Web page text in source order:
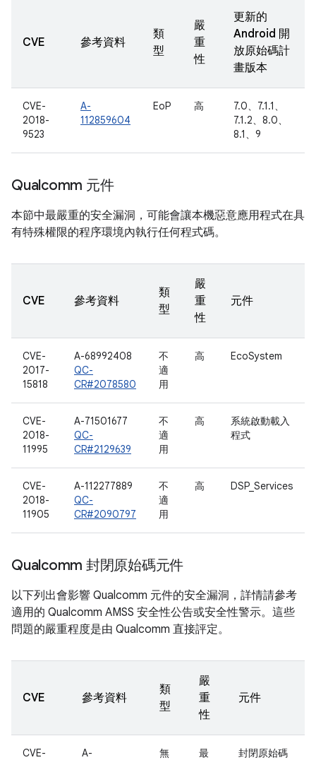
CVE 參考資料
類
型
嚴
重
性
更新的
Android 開
放原始碼計
畫版本
CVE-
2018-
9523
A-
112859604
EoP 高
7.0、7.1.1、
7.1.2、8.0、
8.1、9
Qualcomm 元件
本節中最嚴重的安全漏洞，可能會讓本機惡意應用程式在具
有特殊權限的程序環境內執行任何程式碼。
CVE 參考資料
類
型
嚴
重
性
元件
CVE-
2017-
15818
A-68992408
QC-
CR#2078580
不
適
用
高 EcoSystem
CVE-
2018-
11995
A-71501677
QC-
CR#2129639
不
適
用
高
系統啟動載入
程式
CVE-
2018-
11905
A-112277889
QC-
CR#2090797
不
適
用
高 DSP_Services
Qualcomm 封閉原始碼元件
以下列出會影響 Qualcomm 元件的安全漏洞，詳情請參考
適用的 Qualcomm AMSS 安全性公告或安全性警示。這些
問題的嚴重程度是由 Qualcomm 直接評定。
CVE 參考資料
類
型
嚴
重
性
元件
CVE-
A-
無
最
封閉原始碼